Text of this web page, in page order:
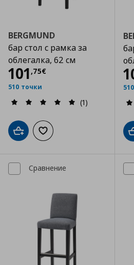
BERGMUND
бар стол с рамка за
облегалка, 62 см
101 ,75€
Цена
510 точки
(1)
Добави в кошницата
Добави към списъка с
Сравнение